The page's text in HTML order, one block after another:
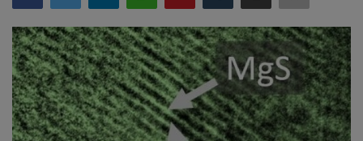
Здоровье
Наука и открытия